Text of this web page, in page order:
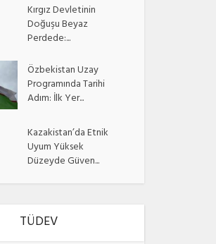
Kırgız Devletinin
Doğuşu Beyaz
Perdede:...
Özbekistan Uzay
Programında Tarihi
Adım: İlk Yer...
Kazakistan’da Etnik
Uyum Yüksek
Düzeyde Güven...
TÜDEV